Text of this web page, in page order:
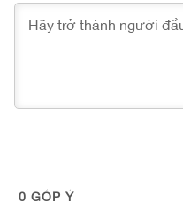
0 GÓP Ý